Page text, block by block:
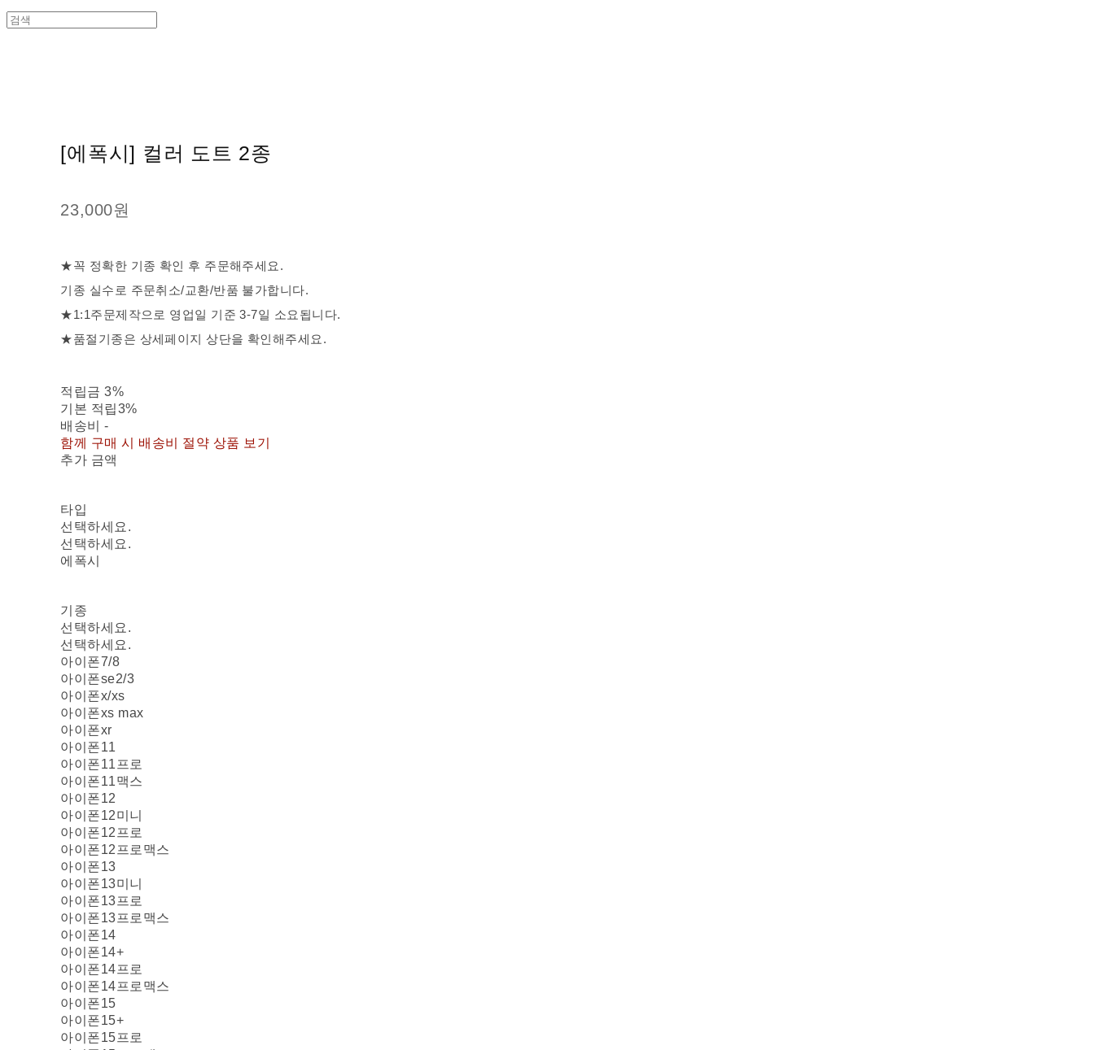
[에폭시] 컬러 도트 2종
23,000원
★꼭 정확한 기종 확인 후 주문해주세요.
기종 실수로 주문취소/교환/반품 불가합니다.
★1:1주문제작으로 영업일 기준 3-7일 소요됩니다.
★품절기종은 상세페이지 상단을 확인해주세요.
적립금 3%
기본 적립3%
배송비-
함께 구매 시 배송비 절약 상품 보기
추가 금액
타입
선택하세요.
선택하세요.
에폭시
기종
선택하세요.
선택하세요.
아이폰7/8
아이폰se2/3
아이폰x/xs
아이폰xs max
아이폰xr
아이폰11
아이폰11프로
아이폰11맥스
아이폰12
아이폰12미니
아이폰12프로
아이폰12프로맥스
아이폰13
아이폰13미니
아이폰13프로
아이폰13프로맥스
아이폰14
아이폰14+
아이폰14프로
아이폰14프로맥스
아이폰15
아이폰15+
아이폰15프로